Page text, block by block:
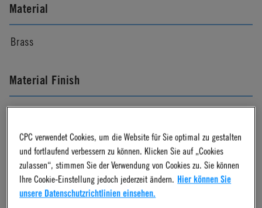
Material
Brass
Material Finish
Pressure Range
Vacuum to 250 psi, 17.3 bar
CPC verwendet Cookies, um die Website für Sie optimal zu gestalten
und fortlaufend verbessern zu können. Klicken Sie auf „Cookies
zulassen“, stimmen Sie der Verwendung von Cookies zu. Sie können
Ihre Cookie-Einstellung jedoch jederzeit ändern. Hier können Sie
unsere Datenschutzrichtlinien einsehen.